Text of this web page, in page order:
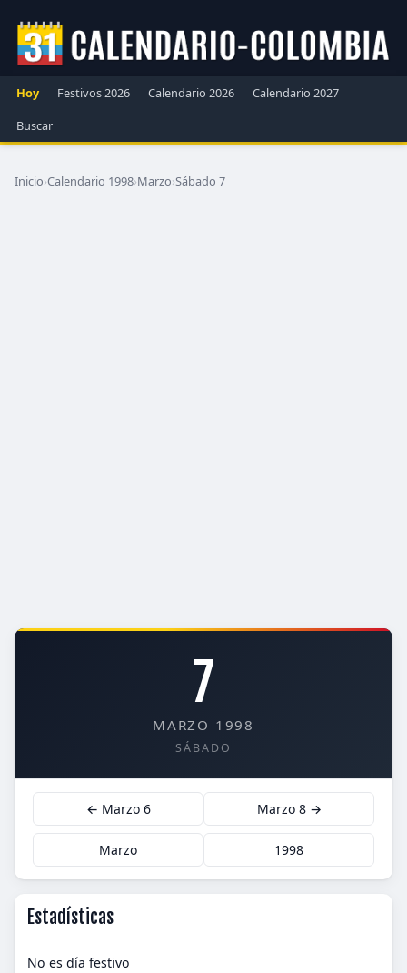
Hoy Festivos 2026 Calendario 2026
Calendario 2027
Buscar
Inicio›Calendario 1998›Marzo›Sábado 7
7
MARZO 1998
SÁBADO
← Marzo 6 Marzo 8 →
Marzo 1998
Estadísticas
No es día festivo